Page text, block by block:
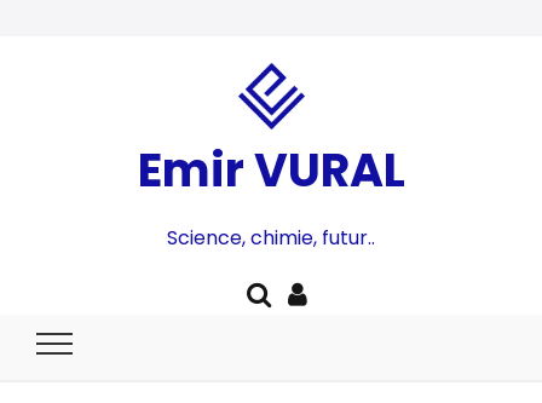
Emir VURAL
Science, chimie, futur..